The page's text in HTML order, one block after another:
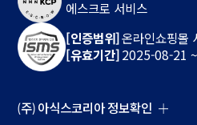
에스크로 서비스
[인증범위]온라인쇼핑몰
[유효기간]2025-08-21
(주) 아식스코리아 정보확인